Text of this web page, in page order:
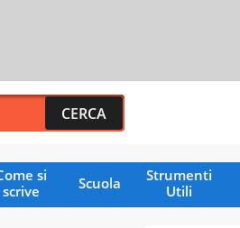
si
scrive
Scuola
Strumenti
Utili